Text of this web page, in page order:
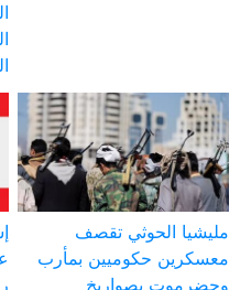
مليشيا الحوثي تقصف
معسكرين حكوميين بمأرب
وحضرموت بصواريخ